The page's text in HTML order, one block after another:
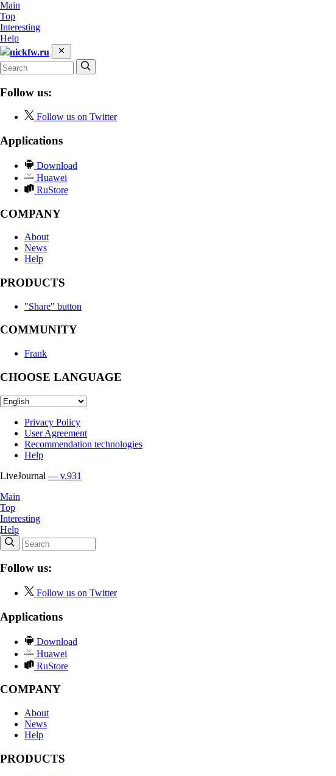
Main
Top
Interesting
Help
nickfw.ru
Follow us:
Follow us on Twitter
Applications
Download
Huawei
RuStore
COMPANY
About
News
Help
PRODUCTS
"Share" button
COMMUNITY
Frank
CHOOSE LANGUAGE
Privacy Policy
User Agreement
Recommendation technologies
Help
LiveJournal — v.931
Main
Top
Interesting
Help
Follow us:
Follow us on Twitter
Applications
Download
Huawei
RuStore
COMPANY
About
News
Help
PRODUCTS